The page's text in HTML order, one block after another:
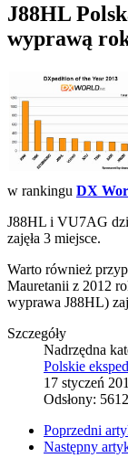
J88HL
wyprawą
w rankingu DX
J88HL i VU7AG
zajęła 3 miejsce.
Warto również
Mauretanii z 2012
wyprawa J88HL)
Szczegóły
Nadrzędna
Polskie
17 styczeń
Odsłony: 5612
Poprzedni
Następny